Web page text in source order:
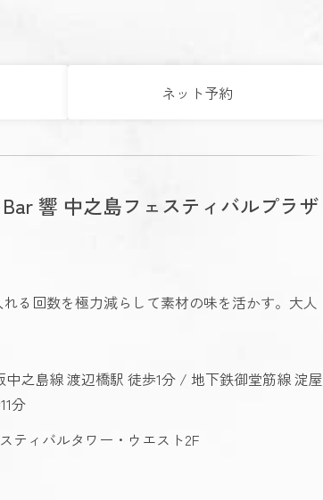
ネット予約
響 中之島フェスティバルプラザ
る回数を極力減らして素材の味を活かす。大人
之島線 渡辺橋駅 徒歩1分 / 地下鉄御堂筋線 淀屋
分
ティバルタワー・ウエスト2F